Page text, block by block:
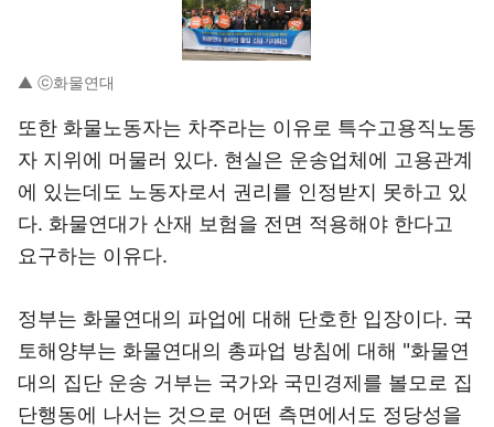
▲ ⓒ화물연대
또한 화물노동자는 차주라는 이유로 특수고용직노동
자 지위에 머물러 있다. 현실은 운송업체에 고용관계
에 있는데도 노동자로서 권리를 인정받지 못하고 있
다. 화물연대가 산재 보험을 전면 적용해야 한다고
요구하는 이유다.
정부는 화물연대의 파업에 대해 단호한 입장이다. 국
토해양부는 화물연대의 총파업 방침에 대해 "화물연
대의 집단 운송 거부는 국가와 국민경제를 볼모로 집
단행동에 나서는 것으로 어떤 측면에서도 정당성을